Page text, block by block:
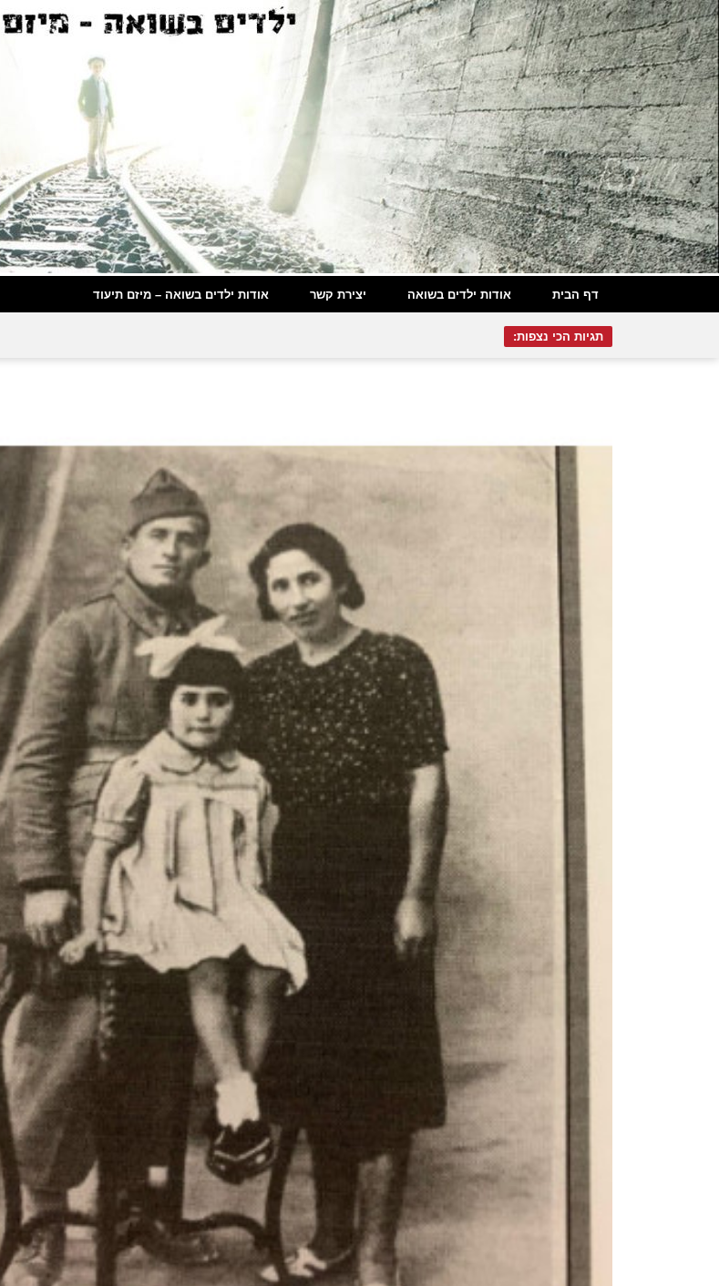
דף הבית אודות ילדים בשואה יצירת קשר אודות ילדים בשואה – מיזם תיעוד
תגיות הכי נצפות: